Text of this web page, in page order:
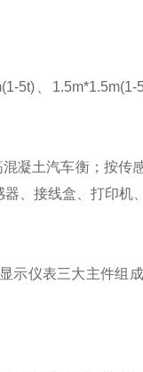
5t)、
凝土汽车衡；按传
、接线盒、打印机
示仪表三大主件组